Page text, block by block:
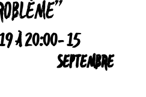
À 20:00-15
SEPTEMBRE